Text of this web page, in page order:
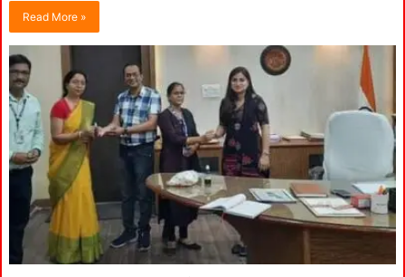
Read More »